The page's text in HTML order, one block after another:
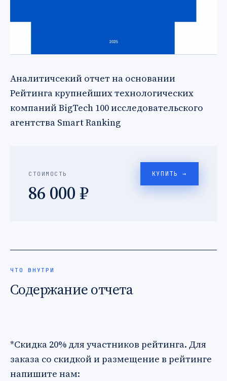
Аналитичсекий отчет на основании
Рейтинга крупнейших технологических
компаний BigTech 100 исследовательского
агентства Smart Ranking
СТОИМОСТЬ
86 000 ₽
КУПИТЬ →
ЧТО ВНУТРИ
Содержание отчета
*Скидка 20% для участников рейтинга. Для
заказа со скидкой и размещение в рейтинге
напишите нам: